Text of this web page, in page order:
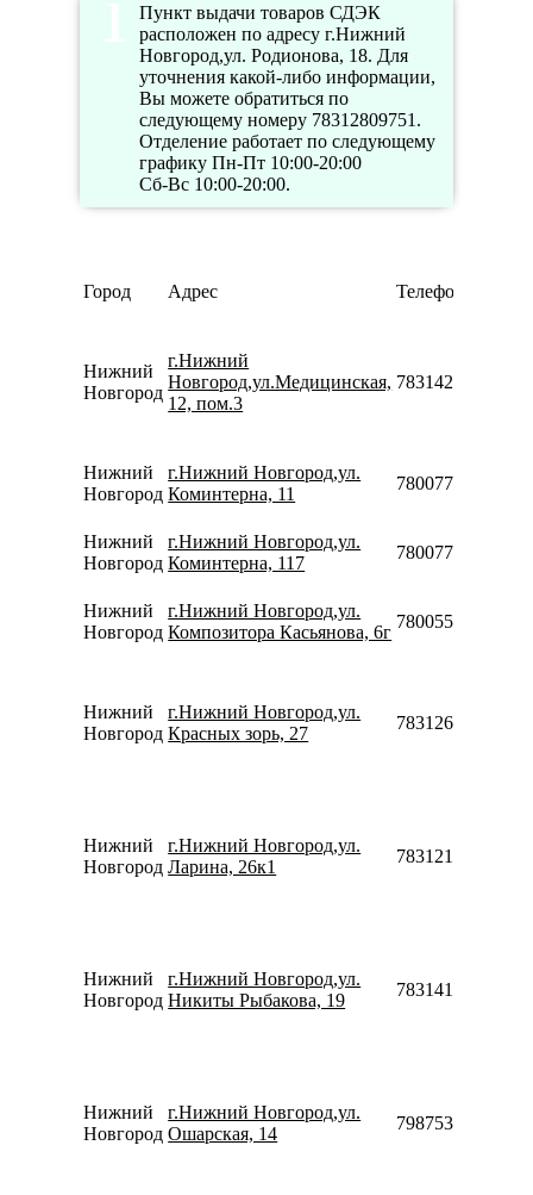
Пункт выдачи товаров СДЭК
расположен по адресу г.Нижний
Новгород,ул. Родионова, 18. Для
уточнения какой-либо информации,
Вы можете обратиться по
следующему номеру 78312809751.
Отделение работает по следующему
графику Пн-Пт 10:00-20:00
Сб-Вс 10:00-20:00.
Город Адрес Телефон
Нижний
Новгород
г.Нижний
Новгород,ул.Медицинская,
12, пом.3
78314222874
Нижний
Новгород
г.Нижний Новгород,ул.
Коминтерна, 11
78007753553
Нижний
Новгород
г.Нижний Новгород,ул.
Коминтерна, 117
78007753553
Нижний
Новгород
г.Нижний Новгород,ул.
Композитора Касьянова, 6г
78005551082
Нижний
Новгород
г.Нижний Новгород,ул.
Красных зорь, 27
Нижний
Новгород
г.Нижний Новгород,ул.
Ларина, 26к1
78312143060
Нижний
Новгород
г.Нижний Новгород,ул.
Никиты Рыбакова, 19
78314133742
Нижний
Новгород
г.Нижний Новгород,ул.
Ошарская, 14
79875358153